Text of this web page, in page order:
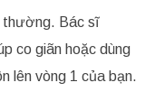
thường. Bác sĩ
co giãn hoặc dùng
lên vòng 1 của bạn.